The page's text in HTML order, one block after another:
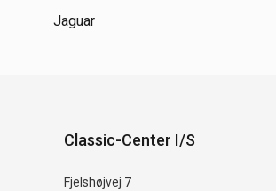
Jaguar
Classic-Center I/S
Fjelshøjvej 7